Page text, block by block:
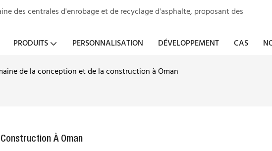
des centrales d'enrobage et de recyclage d'asphalte, proposant des
PRODUITS PERSONNALISATION DÉVELOPPEMENT CAS
de la conception et de la construction à Oman
À Oman